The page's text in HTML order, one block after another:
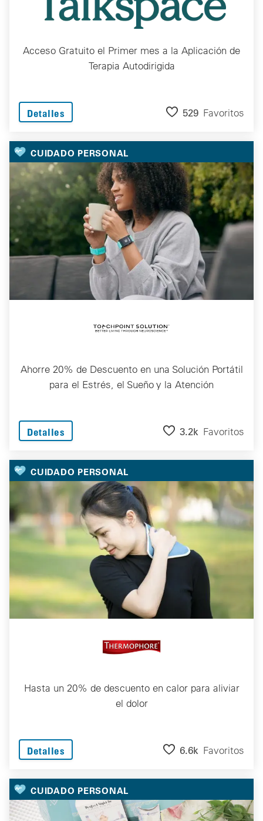
Acceso Gratuito el Primer mes a la Aplicación de
Terapia Autodirigida
Detalles 529 Favoritos
CUIDADO PERSONAL
Ahorre 20% de Descuento en una Solución Portátil
para el Estrés, el Sueño y la Atención
Detalles 3.2k Favoritos
CUIDADO PERSONAL
Hasta un 20% de descuento en calor para aliviar
el dolor
Detalles 6.6k Favoritos
CUIDADO PERSONAL